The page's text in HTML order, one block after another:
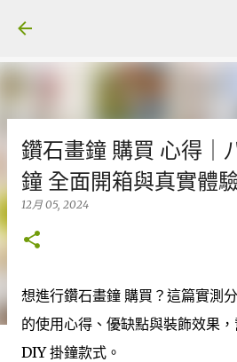
鑽石畫鐘 購買 心得｜
鐘 全面開箱與真實體
12月 05, 2024
想進行鑽石畫鐘 購買？這篇實測
的使用心得、優缺點與裝飾效果
DIY 掛鐘款式。